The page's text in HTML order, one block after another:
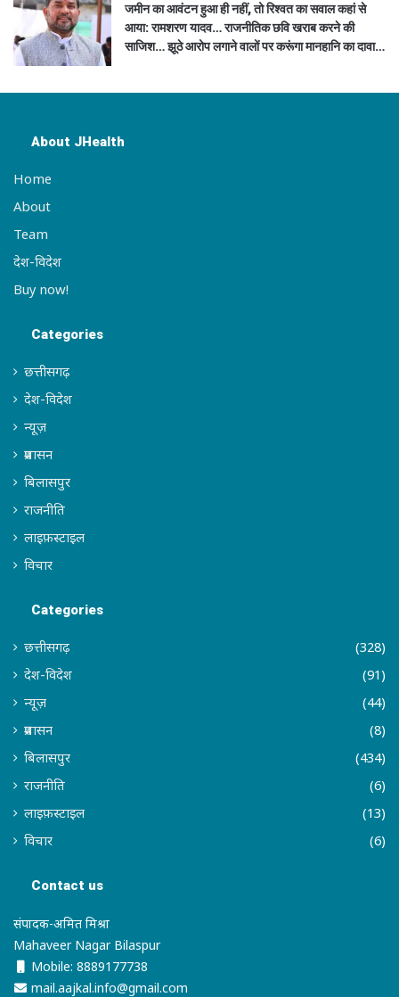
जमीन का आवंटन हुआ ही नहीं, तो रिश्वत का सवाल कहां से
आया: रामशरण यादव… राजनीतिक छवि खराब करने की
साजिश… झूठे आरोप लगाने वालों पर करूंगा मानहानि का दावा…
About JHealth
Home
About
Team
देश-विदेश
Buy now!
Categories
छत्तीसगढ़
देश-विदेश
न्यूज़
प्रशासन
बिलासपुर
राजनीति
लाइफ़स्टाइल
विचार
Categories
छत्तीसगढ़
(328)
देश-विदेश
(91)
न्यूज़
(44)
प्रशासन
(8)
बिलासपुर
(434)
राजनीति
(6)
लाइफ़स्टाइल
(13)
विचार
(6)
Contact us
संपादक-अमित मिश्रा
Mahaveer Nagar Bilaspur
Mobile: 8889177738
mail.aajkal.info@gmail.com